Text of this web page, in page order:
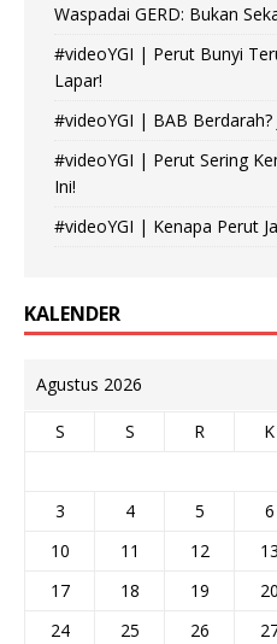
Waspadai GERD: Bukan
#videoYGI | Perut Bunyi
Lapar!
#videoYGI | BAB Berdarah?
#videoYGI | Perut Sering
Ini!
#videoYGI | Kenapa Perut
KALENDER
Agustus 2026
S S R K
3
4 5 6
10
11 12 13
17
18 19 20
24
25 26